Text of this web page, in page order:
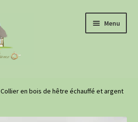
Menu
Collier en bois de hêtre échauffé et argent